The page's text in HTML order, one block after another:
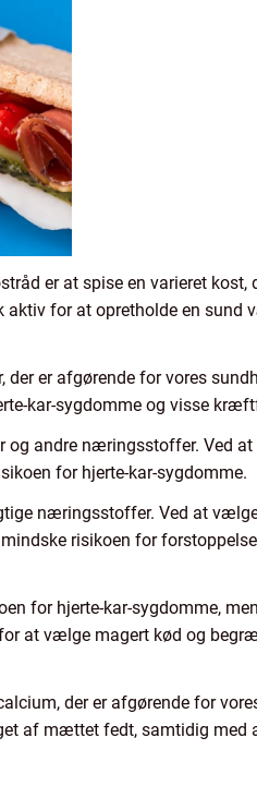
er at spise en varieret kost,
for at opretholde en sund
er afgørende for vores
kar-sygdomme og visse
og andre næringsstoffer. Ved
for hjerte-kar-sygdomme.
næringsstoffer. Ved at
risikoen for
for hjerte-kar-sygdomme,
at vælge magert kød og
der er afgørende for
af mættet fedt, samtidig med